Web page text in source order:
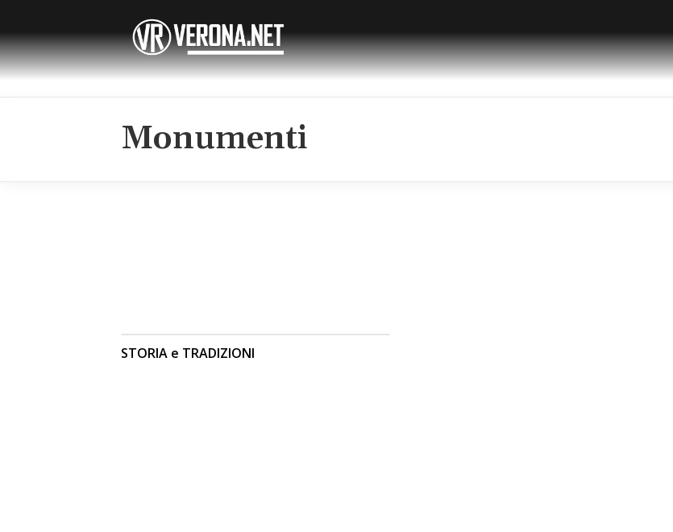
Monumenti
STORIA e TRADIZIONI